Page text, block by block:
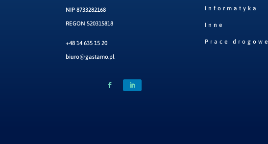
NIP 8733282168
REGON 520315818
+48 14 635 15 20
biuro@gastamo.pl
Informatyka
Inne
Prace drogowe